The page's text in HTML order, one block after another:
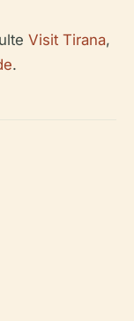
Visit Tirana,
.